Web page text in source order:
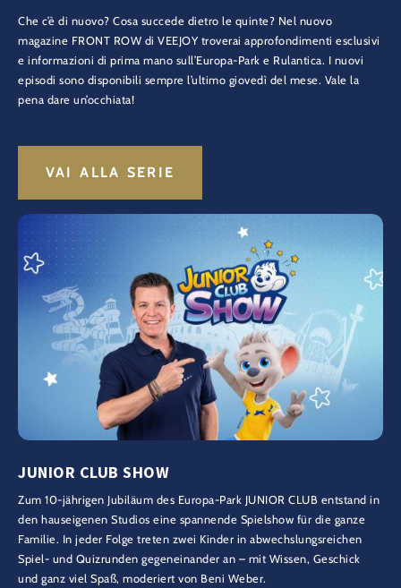
Che c’è di nuovo? Cosa succede dietro le quinte? Nel nuovo
magazine FRONT ROW di VEEJOY troverai approfondimenti esclusivi
e informazioni di prima mano sull’Europa-Park e Rulantica. I nuovi
episodi sono disponibili sempre l’ultimo giovedì del mese. Vale la
pena dare un’occhiata!
VAI ALLA SERIE
JUNIOR CLUB SHOW
Zum 10-jährigen Jubiläum des Europa-Park JUNIOR CLUB entstand in
den hauseigenen Studios eine spannende Spielshow für die ganze
Familie. In jeder Folge treten zwei Kinder in abwechslungsreichen
Spiel- und Quizrunden gegeneinander an – mit Wissen, Geschick
und ganz viel Spaß, moderiert von Beni Weber.